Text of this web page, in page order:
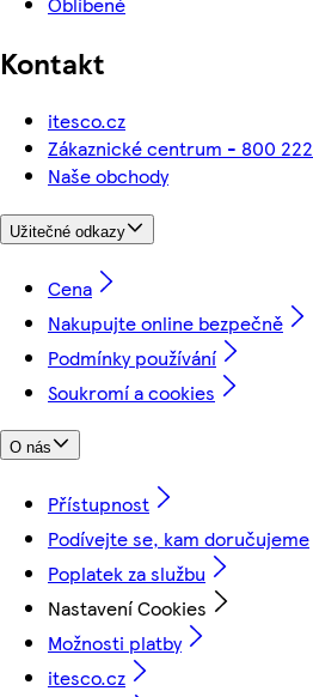
Kontakt
itesco.cz
Zákaznické centrum - 800
Naše obchody
Užitečné odkazy
Cena
Nakupujte online bezpečně
Podmínky používání
Soukromí a cookies
O nás
Přístupnost
Podívejte se, kam doručujeme
Poplatek za službu
Nastavení Cookies
Možnosti platby
itesco.cz